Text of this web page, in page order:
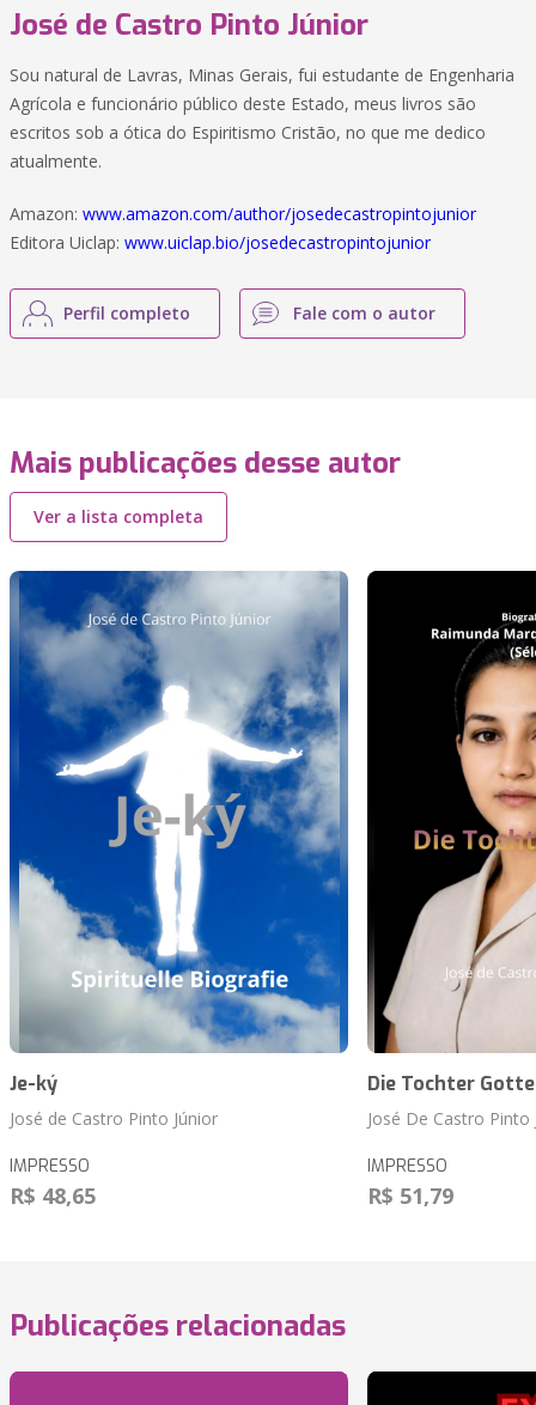
José de Castro Pinto Júnior
Sou natural de Lavras, Minas Gerais, fui estudante de Engenharia
Agrícola e funcionário público deste Estado, meus livros são
escritos sob a ótica do Espiritismo Cristão, no que me dedico
atualmente.
Amazon: www.amazon.com/author/josedecastropintojunior
Editora Uiclap: www.uiclap.bio/josedecastropintojunior
Perfil completo Fale com o autor
Mais publicações desse autor
Ver a lista completa
Je-ký
José de Castro Pinto Júnior
IMPRESSO
R$ 48,65
Die Tochter
José De Castro Pinto
IMPRESSO
R$ 51,79
Publicações relacionadas